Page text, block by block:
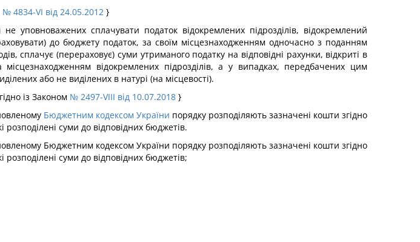
№ 4834-VI від 24.05.2012 }
сплачувати податок відокремлених підрозділів, відокремлений
до бюджету податок, за своїм місцезнаходженням одночасно з поданням
сплачує (перераховує) суми утриманого податку на відповідні рахунки, відкриті в
відокремлених підрозділів, а у випадках, передбачених цим
або не виділених в натурі (на місцевості).
із Законом № 2497-VIII від 10.07.2018 }
Бюджетним кодексом України порядку розподіляють зазначені кошти згідно
суми до відповідних бюджетів.
Бюджетним кодексом України порядку розподіляють зазначені кошти згідно
суми до відповідних бюджетів;